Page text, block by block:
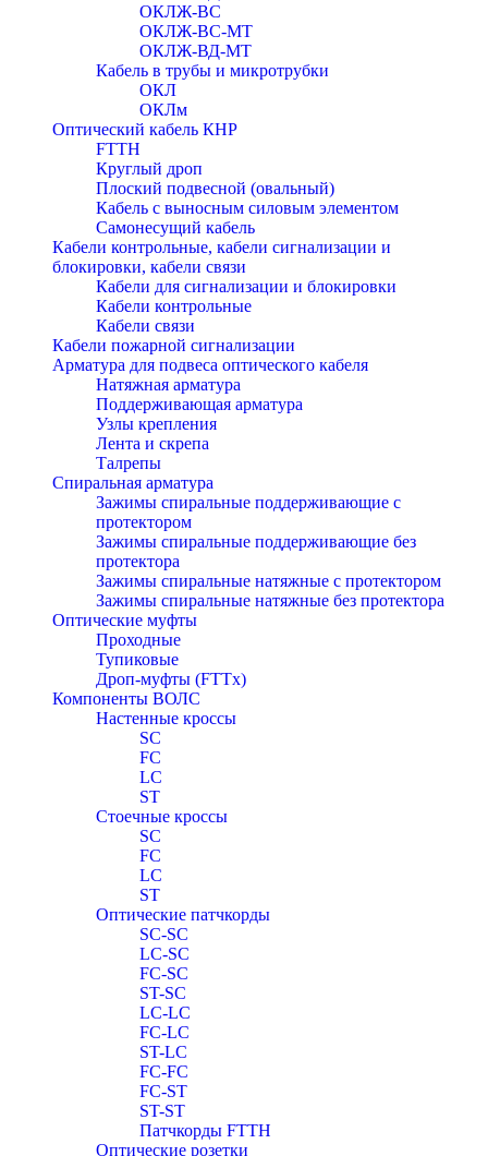
ОКЛЖ-ВС
ОКЛЖ-ВС-МТ
ОКЛЖ-ВД-МТ
Кабель в трубы и микротрубки
ОКЛ
ОКЛм
Оптический кабель КНР
FTTH
Круглый дроп
Плоский подвесной (овальный)
Кабель с выносным силовым элементом
Самонесущий кабель
Кабели контрольные, кабели сигнализации и
блокировки, кабели связи
Кабели для сигнализации и блокировки
Кабели контрольные
Кабели связи
Кабели пожарной сигнализации
Арматура для подвеса оптического кабеля
Натяжная арматура
Поддерживающая арматура
Узлы крепления
Лента и скрепа
Талрепы
Спиральная арматура
Зажимы спиральные поддерживающие с
протектором
Зажимы спиральные поддерживающие без
протектора
Зажимы спиральные натяжные с протектором
Зажимы спиральные натяжные без протектора
Оптические муфты
Проходные
Тупиковые
Дроп-муфты (FTTx)
Компоненты ВОЛС
Настенные кроссы
SC
FC
LC
ST
Стоечные кроссы
SC
FC
LC
ST
Оптические патчкорды
SC-SC
LC-SC
FC-SC
ST-SC
LC-LC
FC-LC
ST-LC
FC-FC
FC-ST
ST-ST
Патчкорды FTTH
Оптические розетки